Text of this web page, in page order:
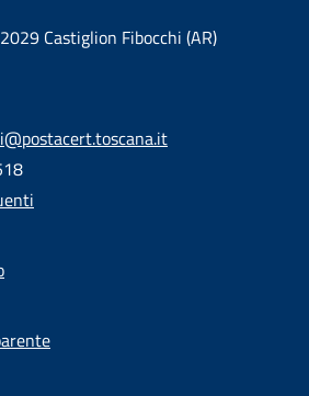
Castiglion Fibocchi (AR)